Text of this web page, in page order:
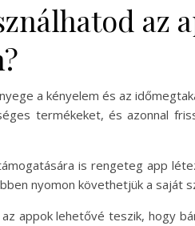
az
a kényelem és az
termékeket, és azonnal
is rengeteg app
nyomon követhetjük a saját
appok lehetővé teszik, hogy